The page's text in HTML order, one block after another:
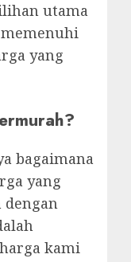
utama
yang
bagaimana
yang
kami